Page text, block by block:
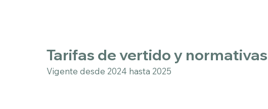
Tarifas de vertido y
Vigente desde 2024 hasta 2025